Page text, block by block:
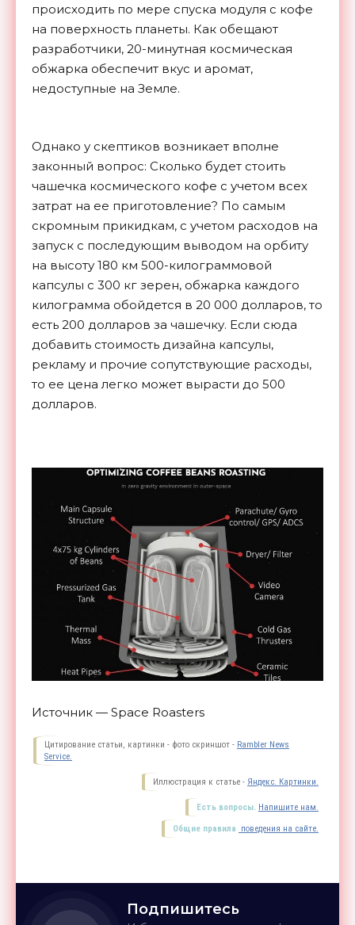
происходить по мере спуска модуля с кофе
на поверхность планеты. Как обещают
разработчики, 20-минутная космическая
обжарка обеспечит вкус и аромат,
недоступные на Земле.
Однако у скептиков возникает вполне
законный вопрос: Сколько будет стоить
чашечка космического кофе с учетом всех
затрат на ее приготовление? По самым
скромным прикидкам, с учетом расходов на
запуск с последующим выводом на орбиту
на высоту 180 км 500-килограммовой
капсулы с 300 кг зерен, обжарка каждого
килограмма обойдется в 20 000 долларов, то
есть 200 долларов за чашечку. Если сюда
добавить стоимость дизайна капсулы,
рекламу и прочие сопутствующие расходы,
то ее цена легко может вырасти до 500
долларов.
Источник — Space Roasters
Цитирование статьи, картинки - фото скриншот - Rambler News
Service.
Иллюстрация к статье - Яндекс. Картинки.
Есть вопросы. Напишите нам.
Общие правила поведения на сайте.
Подпишитесь